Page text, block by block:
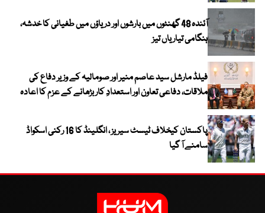
آئندہ 48 گھنٹوں میں بارشوں اور دریاؤں میں طغیانی کا خدشہ،
ہنگامی تیاریاں تیز
فیلڈ مارشل سید عاصم منیر اور صومالیہ کے وزیر دفاع کی
ملاقات، دفاعی تعاون اور استعدادِ کار بڑھانے کے عزم کا اعادہ
پاکستان کیخلاف ٹیسٹ سیریز ، انگلینڈ کا 16 رکنی اسکواڈ
سامنے آ گیا